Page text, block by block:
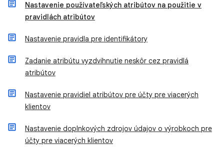
Nastavenie používateľských atribútov na použitie v
pravidlách atribútov
Nastavenie pravidla pre identifikátory
Zadanie atribútu vyzdvihnutie neskôr cez pravidlá
atribútov
Nastavenie pravidiel atribútov pre účty pre viacerých
klientov
Nastavenie doplnkových zdrojov údajov o výrobkoch pre
účty pre viacerých klientov